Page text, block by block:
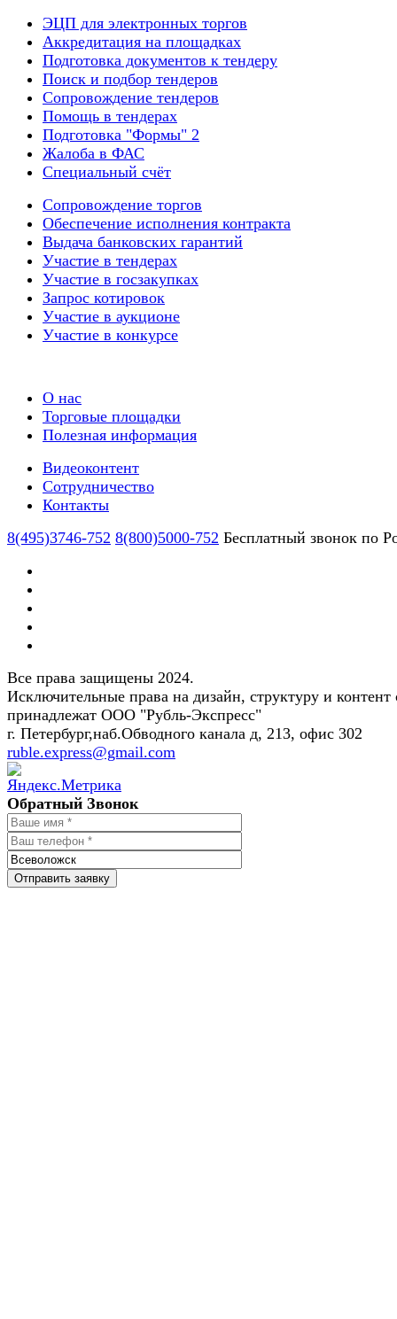
ЭЦП для электронных торгов
Аккредитация на площадках
Подготовка документов к тендеру
Поиск и подбор тендеров
Сопровождение тендеров
Помощь в тендерах
Подготовка "Формы" 2
Жалоба в ФАС
Специальный счёт
Сопровождение торгов
Обеспечение исполнения контракта
Выдача банковских гарантий
Участие в тендерах
Участие в госзакупках
Запрос котировок
Участие в аукционе
Участие в конкурсе
О нас
Торговые площадки
Полезная информация
Видеоконтент
Сотрудничество
Контакты
8(495)3746-752 8(800)5000-752 Бесплатный звонок по
Все права защищены 2024.
Исключительные права на дизайн, структуру и контент
принадлежат ООО "Рубль-Экспресс"
г. Петербург,наб.Обводного канала д, 213, офис 302
ruble.express@gmail.com
Обратный Звонок